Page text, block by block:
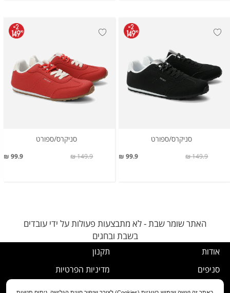
סניקרס/ספורט
99.9 ₪ 149.9 ₪
סניקרס/ספורט
99.9 ₪ 149.9 ₪
האתר שומר שבת - לא מתבצעות פעולות על ידי עובדים
בשבת ובחגים
אודות
סניפים
תקנון
מדיניות הפרטיות
נוהל ביטול עסקה